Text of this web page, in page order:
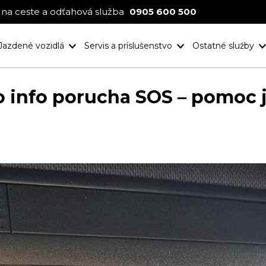
ceste a odťahová služba 0905 600 500
vozidlá Servis a príslušenstvo Ostatné služby
porucha SOS –